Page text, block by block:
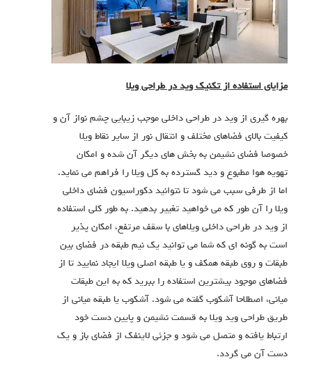
مزایای استفاده از تکنیک وید در طراحی ویلا
بهره گیری از وید در طراحی داخلی موجب زیبایی چشم نواز آن و
کیفیت بالای فضاهای مختلف و انتقال نور از سایر نقاط ویلا
خصوصا فضای نشیمن به بخش های دیگر آن شده و امکان
تهویه هوا مطبوع و دید گسترده به کل ویلا را فراهم می نماید.
اما از طرفی سبب می شود تا نتوانید دکوراسیون فضای داخلی
ویلا را آن طور که می خواهید تغییر بدهید. به طور کلی استفاده
از وید در طراحی داخلی ویلاهای با سقف مرتفع، امکان پذیر
است به گونه ای که شما می توانید یک نیم طبقه در فضای بین
طبقات و روی طبقه همکف و یا طبقه اصلی ویلا ایجاد نمایید تا از
فضاهای موجود بیشترین استفاده را ببرید که به این طبقات
میانی، اصطلاحا آشکوب گفته می شود. آشکوب یا طبقه میانی از
طریق طراحی وید ویلا به قسمت نشیمن و پایین دست خود
ارتباط یافته و متصل می شود و جزئی لاینفک از فضای باز و یک
دست آن می گردد.